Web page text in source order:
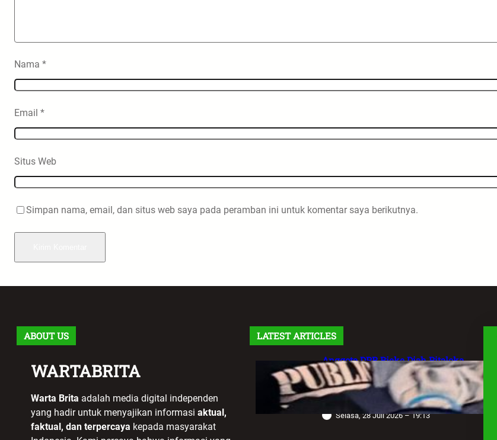
Nama *
Email *
Situs Web
Simpan nama, email, dan situs web saya pada peramban ini untuk komentar saya berikutnya.
ABOUT US
WARTABRITA
Warta Brita adalah media digital independen
yang hadir untuk menyajikan informasi aktual,
faktual, dan terpercaya kepada masyarakat
LATEST ARTICLES
Anggota DPR Rieke Diah Pitaloka
Soroti Maraknya Aksi Main Hakim
Sendiri, Desak Negara Tegakkan
Hukum
Selasa, 28 Juli 2026 – 19:13